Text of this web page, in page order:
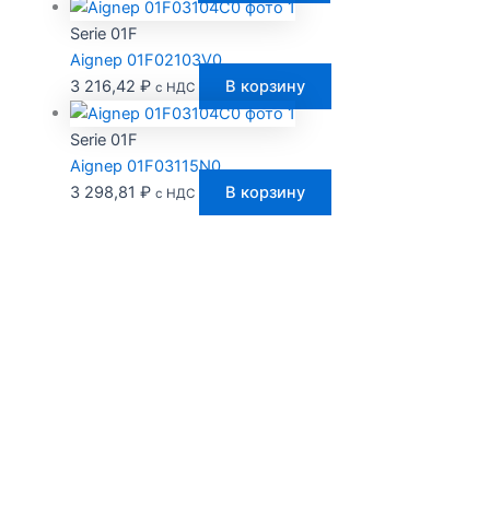
Serie 01F
Aignep 01F02103V0
3 216,42 ₽ с НДС В корзину
Serie 01F
Aignep 01F03115N0
3 298,81 ₽ с НДС В корзину